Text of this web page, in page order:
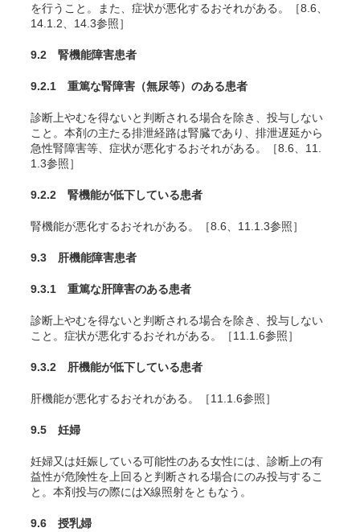
を行うこと。また、症状が悪化するおそれがある。［8.6、
14.1.2、14.3参照］
9.2 腎機能障害患者
9.2.1 重篤な腎障害（無尿等）のある患者
診断上やむを得ないと判断される場合を除き、投与しない
こと。本剤の主たる排泄経路は腎臓であり、排泄遅延から
急性腎障害等、症状が悪化するおそれがある。［8.6、11.
1.3参照］
9.2.2 腎機能が低下している患者
腎機能が悪化するおそれがある。［8.6、11.1.3参照］
9.3 肝機能障害患者
9.3.1 重篤な肝障害のある患者
診断上やむを得ないと判断される場合を除き、投与しない
こと。症状が悪化するおそれがある。［11.1.6参照］
9.3.2 肝機能が低下している患者
肝機能が悪化するおそれがある。［11.1.6参照］
9.5 妊婦
妊婦又は妊娠している可能性のある女性には、診断上の有
益性が危険性を上回ると判断される場合にのみ投与するこ
と。本剤投与の際にはX線照射をともなう。
9.6 授乳婦